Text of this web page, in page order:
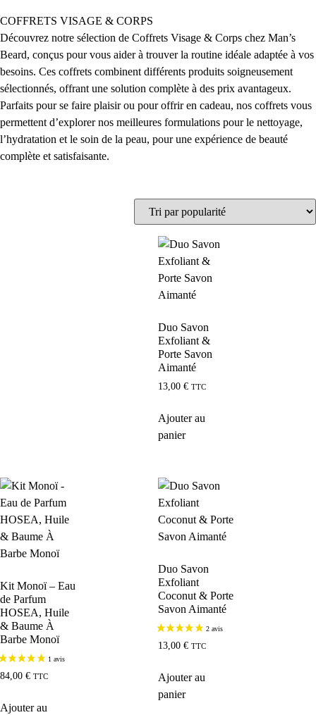
COFFRETS VISAGE & CORPS
Découvrez notre sélection de Coffrets Visage & Corps chez Man’s
Beard, conçus pour vous aider à trouver la routine idéale adaptée à vos
besoins. Ces coffrets combinent différents produits soigneusement
sélectionnés, offrant une solution complète à des prix avantageux.
Parfaits pour se faire plaisir ou pour offrir en cadeau, nos coffrets vous
permettent d’explorer nos meilleures formulations pour le nettoyage,
l’hydratation et le soin de la peau, pour une expérience de beauté
complète et satisfaisante.
Duo Savon
Exfoliant &
Porte Savon
Aimanté
13,00 € TTC
Ajouter au
panier
Kit Monoï – Eau
de Parfum
HOSEA, Huile
& Baume À
Barbe Monoï
84,00 € TTC
Ajouter au
Duo Savon
Exfoliant
Coconut & Porte
Savon Aimanté
13,00 € TTC
Ajouter au
panier